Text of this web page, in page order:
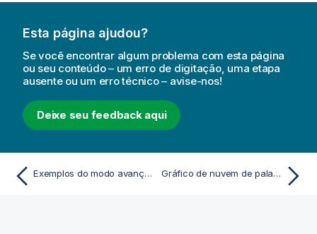
Esta página ajudou?
Se você encontrar algum problema com esta página
ou seu conteúdo – um erro de digitação, uma etapa
ausente ou um erro técnico – avise-nos!
Deixe seu feedback aqui
Exemplos do modo avançado do contêiner de treliça Gráfico de nuvem de palavras